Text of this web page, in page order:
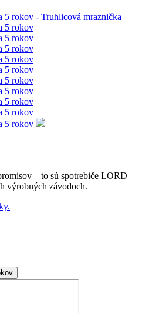
– to sú spotrebiče LORD
výrobných závodoch.